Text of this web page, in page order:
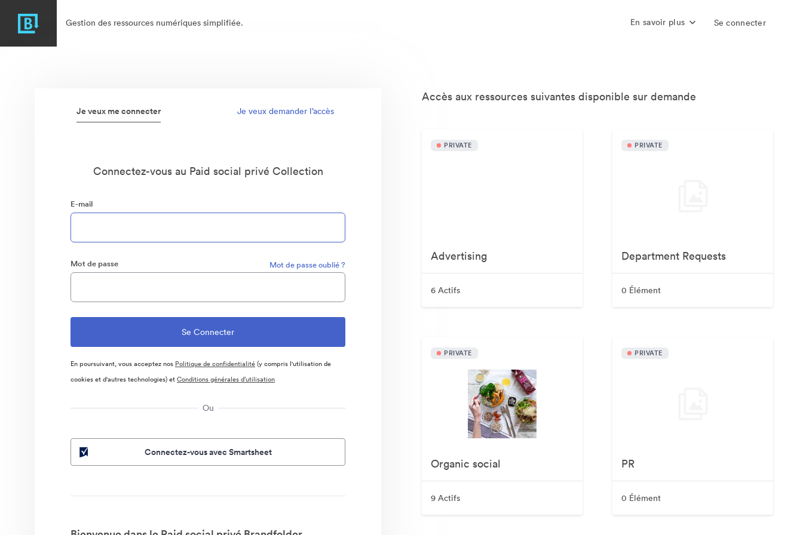
Gestion des ressources numériques simplifiée. En savoir plus Se connecter
Je veux me connecter Je veux demander l’accès
Connectez-vous au Paid social privé Collection
E-mail
Mot de passe Mot de passe oublié ?
En poursuivant, vous acceptez nos Politique de confidentialité(y compris l'utilisation de
cookies et d'autres technologies) etConditions générales d’utilisation
Ou
Connectez-vous avec Smartsheet
Accès aux ressources suivantes disponible sur demande
PRIVATE
Advertising
6 Actifs
PRIVATE
Department Requests
0 Élément
PRIVATE
Organic social
9 Actifs
PRIVATE
PR
0 Élément